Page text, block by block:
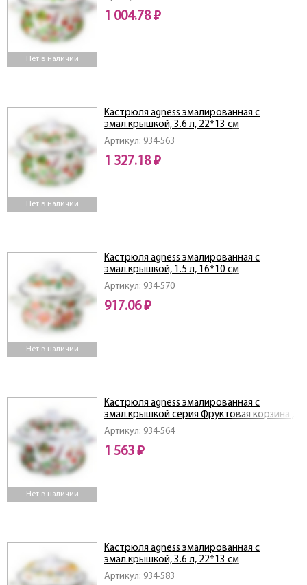
Нет в наличии
1 004.78 ₽
Нет в наличии
Артикул: 934-563
Кастрюля agness эмалированная с
эмал.крышкой, 3.6 л, 22*13 см
1 327.18 ₽
Нет в наличии
Артикул: 934-570
Кастрюля agness эмалированная с
эмал.крышкой, 1.5 л, 16*10 см
917.06 ₽
Нет в наличии
Артикул: 934-564
Кастрюля agness эмалированная с
эмал.крышкой серия Фруктовая корзина ,
5.0 л, 24*14 см
1 563 ₽
Артикул: 934-583
Кастрюля agness эмалированная с
эмал.крышкой, 3.6 л, 22*13 см